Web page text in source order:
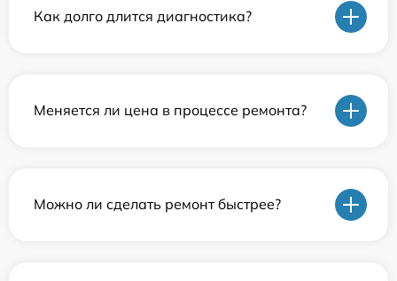
Как долго длится диагностика?
Меняется ли цена в процессе ремонта?
Можно ли сделать ремонт быстрее?